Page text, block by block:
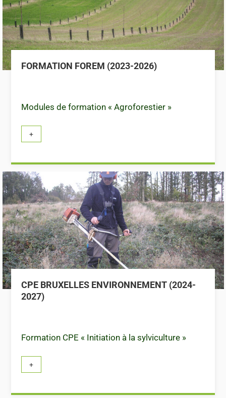
FORMATION FOREM (2023-2026)
Modules de formation « Agroforestier »
CPE BRUXELLES ENVIRONNEMENT (2024-
2027)
Formation CPE « Initiation à la sylviculture »